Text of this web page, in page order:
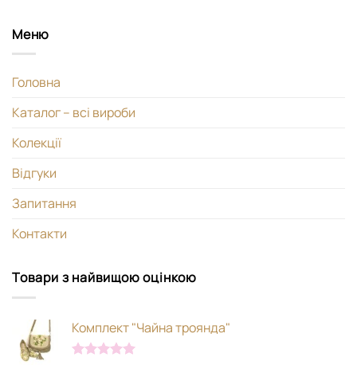
Меню
Головна
Каталог – всі вироби
Колекції
Відгуки
Запитання
Контакти
Товари з найвищою оцінкою
Комплект "Чайна троянда"